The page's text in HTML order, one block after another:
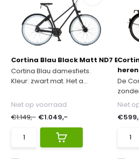
Cortina Blau Black Matt ND7 Belt
Cortina Blau damesfiets.
Kleur: zwart mat. Het a...
Niet op voorraad
€1.149,- €1.049,-
De
Niet